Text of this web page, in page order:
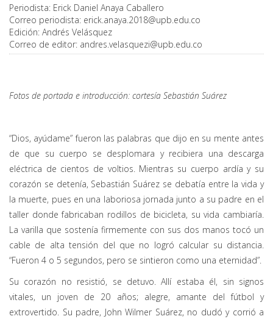
Periodista: Erick Daniel Anaya Caballero
Correo periodista: erick.anaya.2018@upb.edu.co
Edición: Andrés Velásquez
Correo de editor: andres.velasquezi@upb.edu.co
Fotos de portada e introducción: cortesía Sebastián Suárez
“Dios, ayúdame” fueron las palabras que dijo en su mente antes
de que su cuerpo se desplomara y recibiera una descarga
eléctrica de cientos de voltios. Mientras su cuerpo ardía y su
corazón se detenía, Sebastián Suárez se debatía entre la vida y
la muerte, pues en una laboriosa jornada junto a su padre en el
taller donde fabricaban rodillos de bicicleta, su vida cambiaría.
La varilla que sostenía firmemente con sus dos manos tocó un
cable de alta tensión del que no logró calcular su distancia.
“Fueron 4 o 5 segundos, pero se sintieron como una eternidad”.
Su corazón no resistió, se detuvo. Allí estaba él, sin signos
vitales, un joven de 20 años; alegre, amante del fútbol y
extrovertido. Su padre, John Wilmer Suárez, no dudó y corrió a